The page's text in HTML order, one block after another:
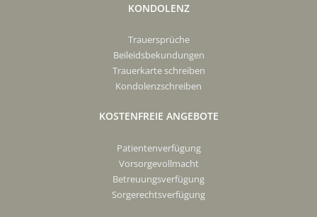
KONDOLENZ
Trauersprüche
Beileidsbekundungen
Trauerkarte schreiben
Kondolenzschreiben
KOSTENFREIE ANGEBOTE
Patientenverfügung
Vorsorgevollmacht
Betreuungsverfügung
Sorgerechtsverfügung